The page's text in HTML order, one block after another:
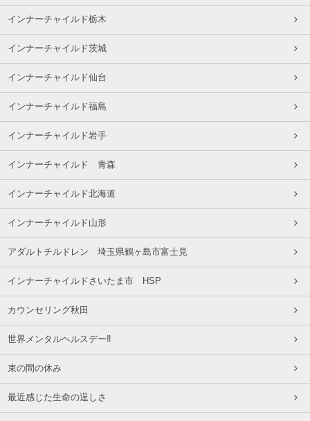
インナーチャイルド栃木
インナーチャイルド茨城
インナーチャイルド仙台
インナーチャイルド福島
インナーチャイルド岩手
インナーチャイルド 青森
インナーチャイルド北海道
インナーチャイルド山形
アダルトチルドレン 埼玉県鶴ヶ島市富士見
インナーチャイルドさいたま市 HSP
カウンセリング秋田
世界メンタルヘルスデー‼️
束の間の休み
最近感じた生命の逞しさ